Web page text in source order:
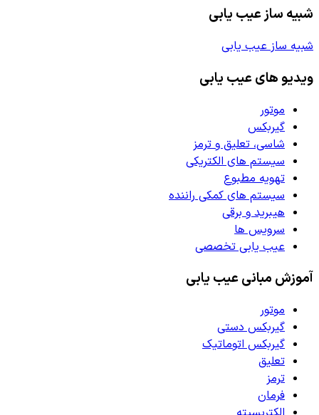
شبیه ساز عیب یابی
شبیه ساز عیب یابی
ویدیو های عیب یابی
موتور
گیربکس
شاسی، تعلیق و ترمز
سیستم های الکتریکی
تهویه مطبوع
سیستم های کمکی راننده
هیبرید و برقی
سرویس ها
عیب یابی تخصصی
آموزش مبانی عیب یابی
موتور
گیربکس دستی
گیربکس اتوماتیک
تعلیق
ترمز
فرمان